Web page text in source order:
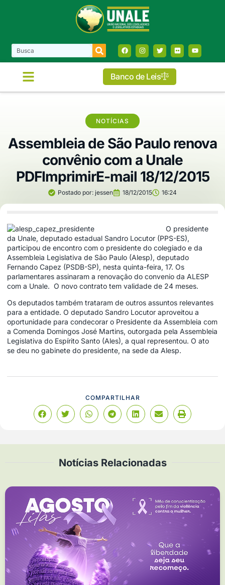
Banco de Leis
NOTÍCIAS
Assembleia de São Paulo renova
convênio com a Unale
PDFImprimirE-mail 18/12/2015
Postado por: jessen 18/12/2015 16:24
O presidente
da Unale, deputado estadual Sandro Locutor (PPS-ES),
participou de encontro com o presidente do colegiado e da
Assembleia Legislativa de São Paulo (Alesp), deputado
Fernando Capez (PSDB-SP), nesta quinta-feira, 17. Os
parlamentares assinaram a renovação do convenio da ALESP
com a Unale. O novo contrato tem validade de 24 meses.
Os deputados também trataram de outros assuntos relevantes
para a entidade. O deputado Sandro Locutor aproveitou a
oportunidade para condecorar o Presidente da Assembleia com
a Comenda Domingos José Martins, outorgada pela Assembleia
Legislativa do Espírito Santo (Ales), a qual representou. O ato
se deu no gabinete do presidente, na sede da Alesp.
COMPARTILHAR
Notícias Relacionadas